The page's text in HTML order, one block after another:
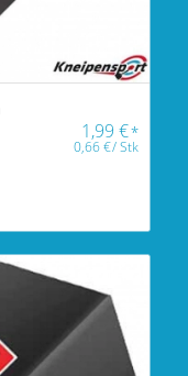
1,99€*
0,66€/Stk